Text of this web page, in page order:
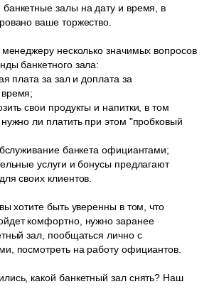
залы на дату и время, в
ваше торжество.
несколько значимых вопросов
банкетного зала:
плата за зал и доплата за
свои продукты и напитки, в том
ли платить при этом "пробковый
банкета официантами;
услуги и бонусы предлагают
своих клиентов.
хотите быть уверенны в том, что
комфортно, нужно заранее
зал, пообщаться лично с
посмотреть на работу официантов.
какой банкетный зал снять? Наш